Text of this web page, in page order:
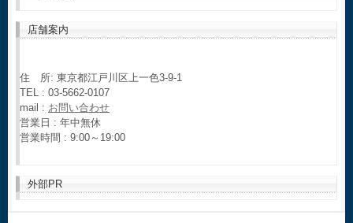
店舗案内
住 所: 東京都江戸川区上一色3-9-1
TEL : 03-5662-0107
mail : お問い合わせ
営業日 : 年中無休
営業時間 : 9:00～19:00
外部PR